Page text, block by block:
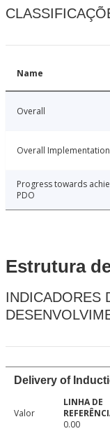
Name
Overall
Overall
Progress towards
PDO
Estrutura
INDICADORES
Delivery of
Valor
0.00